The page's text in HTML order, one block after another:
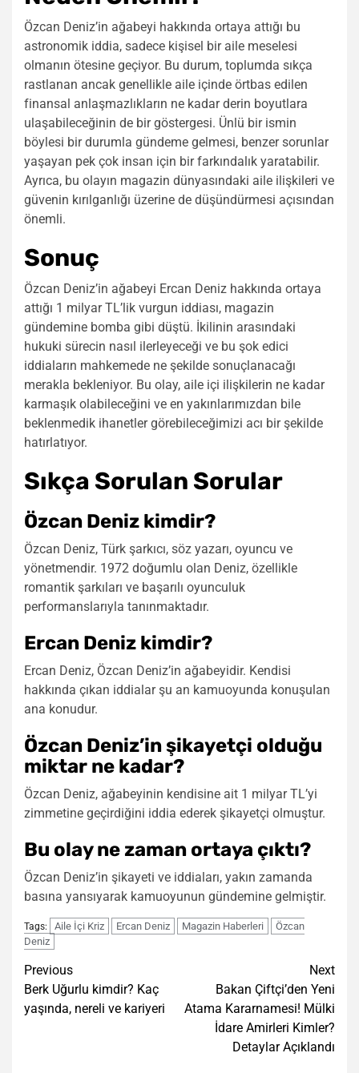
Özcan Deniz’in ağabeyi hakkında ortaya attığı bu
astronomik iddia, sadece kişisel bir aile meselesi
olmanın ötesine geçiyor. Bu durum, toplumda sıkça
rastlanan ancak genellikle aile içinde örtbas edilen
finansal anlaşmazlıkların ne kadar derin boyutlara
ulaşabileceğinin de bir göstergesi. Ünlü bir ismin
böylesi bir durumla gündeme gelmesi, benzer sorunlar
yaşayan pek çok insan için bir farkındalık yaratabilir.
Ayrıca, bu olayın magazin dünyasındaki aile ilişkileri ve
güvenin kırılganlığı üzerine de düşündürmesi açısından
önemli.
Sonuç
Özcan Deniz’in ağabeyi Ercan Deniz hakkında ortaya
attığı 1 milyar TL’lik vurgun iddiası, magazin
gündemine bomba gibi düştü. İkilinin arasındaki
hukuki sürecin nasıl ilerleyeceği ve bu şok edici
iddiaların mahkemede ne şekilde sonuçlanacağı
merakla bekleniyor. Bu olay, aile içi ilişkilerin ne kadar
karmaşık olabileceğini ve en yakınlarımızdan bile
beklenmedik ihanetler görebileceğimizi acı bir şekilde
hatırlatıyor.
Sıkça Sorulan Sorular
Özcan Deniz kimdir?
Özcan Deniz, Türk şarkıcı, söz yazarı, oyuncu ve
yönetmendir. 1972 doğumlu olan Deniz, özellikle
romantik şarkıları ve başarılı oyunculuk
performanslarıyla tanınmaktadır.
Ercan Deniz kimdir?
Ercan Deniz, Özcan Deniz’in ağabeyidir. Kendisi
hakkında çıkan iddialar şu an kamuoyunda konuşulan
ana konudur.
Özcan Deniz’in şikayetçi olduğu
miktar ne kadar?
Özcan Deniz, ağabeyinin kendisine ait 1 milyar TL’yi
zimmetine geçirdiğini iddia ederek şikayetçi olmuştur.
Bu olay ne zaman ortaya çıktı?
Özcan Deniz’in şikayeti ve iddiaları, yakın zamanda
basına yansıyarak kamuoyunun gündemine gelmiştir.
Tags: Aile İçi Kriz Ercan Deniz Magazin Haberleri
Özcan
Deniz
Post
navigation
Previous
Berk Uğurlu kimdir? Kaç
yaşında, nereli ve kariyeri
Next
Bakan Çiftçi’den Yeni
Atama Kararnamesi! Mülki
İdare Amirleri Kimler?
Detaylar Açıklandı